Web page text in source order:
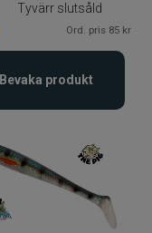
Tyvärr slutsåld
Ord. pris 85 kr
Bevaka produkt